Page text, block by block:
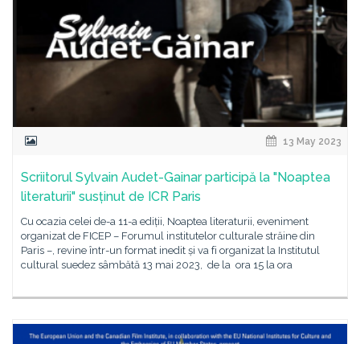
13 May 2023
Scriitorul Sylvain Audet-Gainar participă la "Noaptea
literaturii" susținut de ICR Paris
Cu ocazia celei de-a 11-a ediții, Noaptea literaturii, eveniment
organizat de FICEP – Forumul institutelor culturale străine din
Paris –, revine într-un format inedit și va fi organizat la Institutul
cultural suedez sâmbătă 13 mai 2023, de la ora 15 la ora